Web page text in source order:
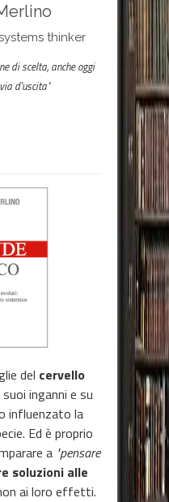
thinker
di scelta, anche oggi
d'uscita"
del cervello
inganni e su
influenzato la
Ed è proprio
a "pensare
soluzioni alle
ai loro effetti.